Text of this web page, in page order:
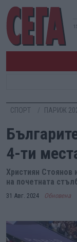
СПОРТ ПАРИЖ
4-ти
Християн Стоянов
на почетната
31 Авг. 2024 Обновена